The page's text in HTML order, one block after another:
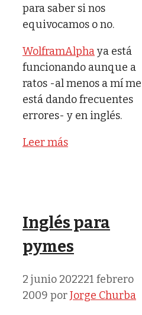
para saber si nos
equivocamos o no.
WolframAlphaya está
funcionando aunque a
ratos -al menos a mí me
está dando frecuentes
errores- y en inglés.
Leer más
Inglés para
pymes
2 junio 202221 febrero
2009 porJorge Churba